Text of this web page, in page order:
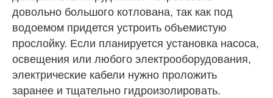
довольно большого котлована, так как под
водоемом придется устроить объемистую
прослойку. Если планируется установка насоса,
освещения или любого электрооборудования,
электрические кабели нужно проложить
заранее и тщательно гидроизолировать.